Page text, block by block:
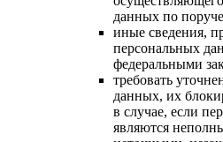
данных по
иные сведения,
персональных
федеральными
требовать
данных, их
в случае, если
являются